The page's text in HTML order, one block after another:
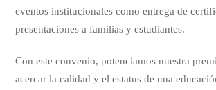
eventos institucionales como entrega de
presentaciones a familias y estudiantes.
Con este convenio, potenciamos nuestra
acercar la calidad y el estatus de una